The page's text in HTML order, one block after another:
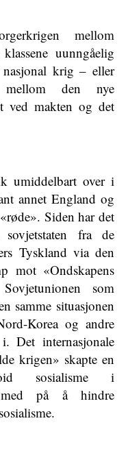
mellom
uunngåelig
krig – eller
den nye
ved makten og det
umiddelbart over i
annet England og
Siden har det
fra de
Tyskland via den
mot «Ondskapens
som
samme situasjonen
Korea og andre
Det internasjonale
krigen» skapte en
sosialisme i
med på å hindre